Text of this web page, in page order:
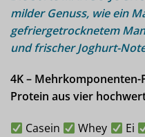
milder Genuss, wie ein
gefriergetrocknetem
und frischer Joghurt-
4K –
Protein aus vier
Casein Whey Ei